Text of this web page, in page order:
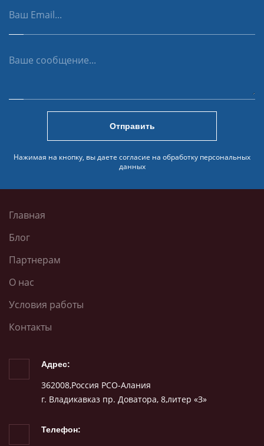
Отправить
Нажимая на кнопку, вы даете согласие на обработку персональных
данных
Главная
Блог
Партнерам
О нас
Условия работы
Контакты
Адрес:
362008,Россия РСО-Алания
г. Владикавказ пр. Доватора, 8,литер «З»
Телефон: